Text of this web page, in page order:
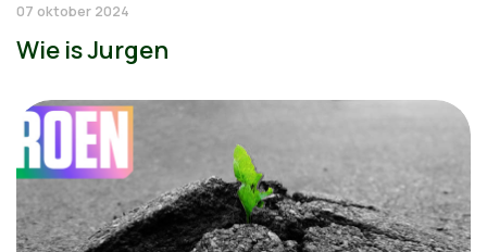
07 oktober 2024
Wie is Jurgen